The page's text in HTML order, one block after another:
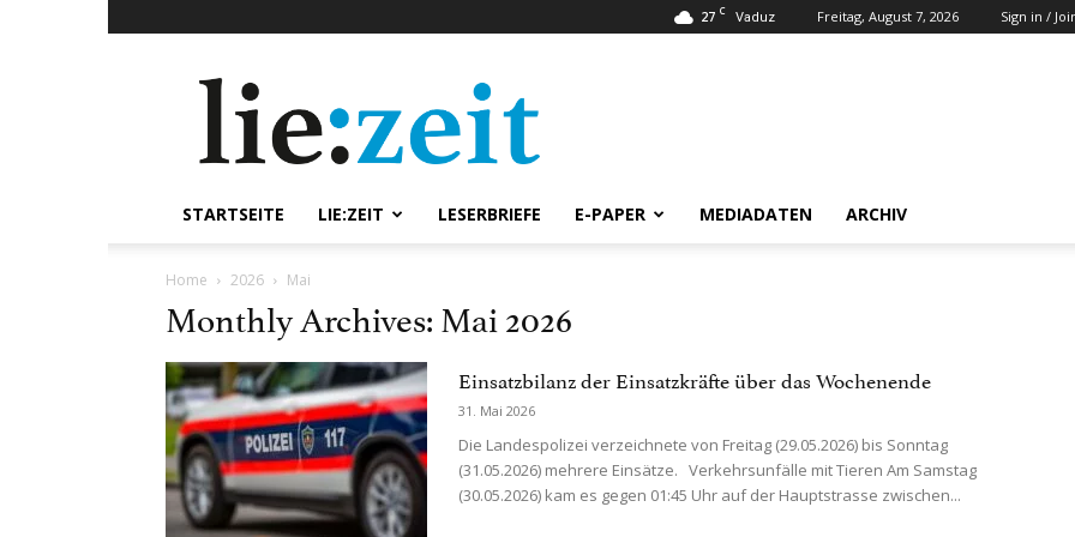
27 C Vaduz Freitag, August 7, 2026 Sign in /
STARTSEITE LIE:ZEIT LESERBRIEFE E-PAPER MEDIADATEN ARCHIV
Home 2026 Mai
Monthly Archives: Mai 2026
Einsatzbilanz der Einsatzkräfte über das Wochenende
31. Mai 2026
Die Landespolizei verzeichnete von Freitag (29.05.2026) bis Sonntag
(31.05.2026) mehrere Einsätze. Verkehrsunfälle mit Tieren Am Samstag
(30.05.2026) kam es gegen 01:45 Uhr auf der Hauptstrasse zwischen...